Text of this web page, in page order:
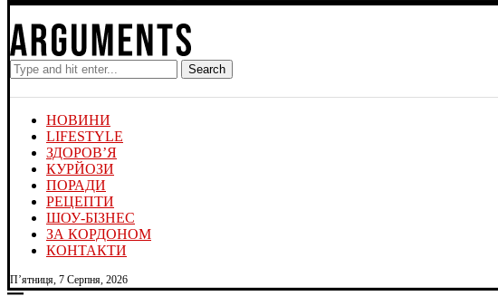
Search
НОВИНИ
LIFESTYLE
ЗДОРОВ’Я
КУРЙОЗИ
ПОРАДИ
РЕЦЕПТИ
ШОУ-БІЗНЕС
ЗА КОРДОНОМ
КОНТАКТИ
П’ятниця, 7 Серпня, 2026